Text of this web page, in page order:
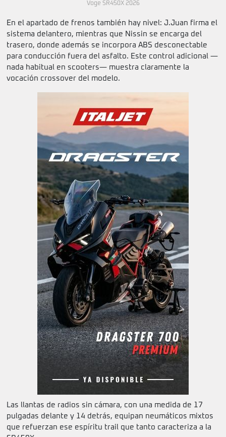
Voge SR450X 2026
En el apartado de frenos también hay nivel: J.Juan firma el
sistema delantero, mientras que Nissin se encarga del
trasero, donde además se incorpora ABS desconectable
para conducción fuera del asfalto. Este control adicional —
nada habitual en scooters— muestra claramente la
vocación crossover del modelo.
Las llantas de radios sin cámara, con una medida de 17
pulgadas delante y 14 detrás, equipan neumáticos mixtos
que refuerzan ese espíritu trail que tanto caracteriza a la